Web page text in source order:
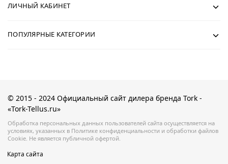
ЛИЧНЫЙ КАБИНЕТ
ПОПУЛЯРНЫЕ КАТЕГОРИИ
© 2015 - 2024 Официальный сайт дилера бренда Tork -
«Tork-Tellus.ru»
Обработка персональных данных пользователей сайта осуществляется на
условиях, указанных в Политике конфиденциальности и обработки файлов
Cookie. Не является публичной офертой.
Карта сайта